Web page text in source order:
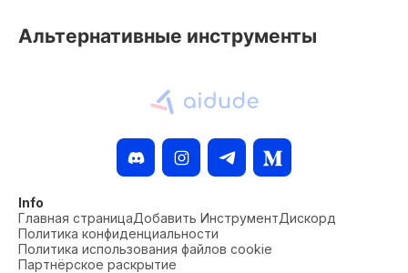
Альтернативные инструменты
Info
Главная страницаДобавить ИнструментДискорд
Политика конфиденциальности
Политика использования файлов cookie
Партнёрское раскрытие